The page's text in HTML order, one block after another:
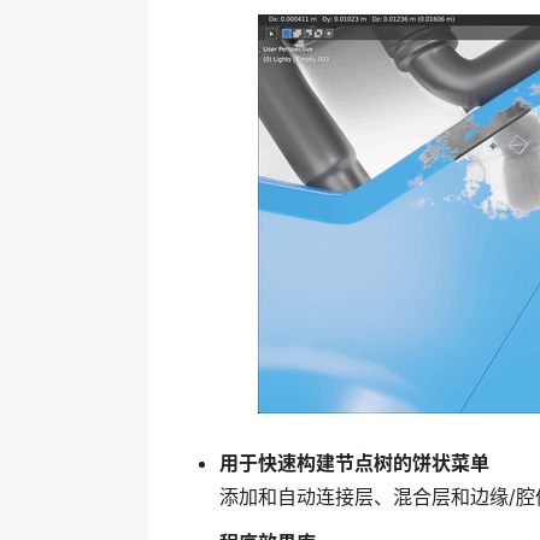
用于快速构建节点树的饼状菜单
添加和自动连接层、混合层和边缘/